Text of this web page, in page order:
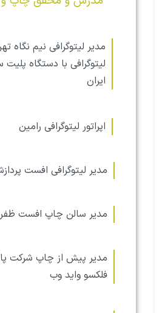
مدیر لیتوگرافی نیم نگاه
لیتوگرافی با دستگاه پلیت
ایران
اپراتور لیتوگرافی رامین
مدیر لیتوگرافی افست
مدیر سالن چاپ افست ظفر
مدیر پیش از چاپ شرکت
فلکسو واید وب